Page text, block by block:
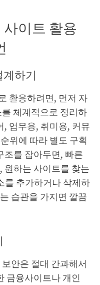
이트 활용
하기
활용하려면, 먼저 자
체계적으로 정리하
, 업무용, 취미용, 커뮤
위에 따라 별도 구획
조를 잡아두면, 빠른
원하는 사이트를 찾는
를 추가하거나 삭제하
습관을 가지면 깔끔
안은 절대 간과해서
금융사이트나 개인